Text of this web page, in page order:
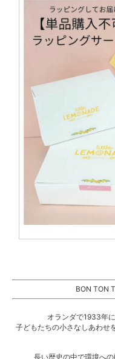
BON TON
オランダで1933年
子どもたちの小さなしあわせ
長い歴史の中で環境へ